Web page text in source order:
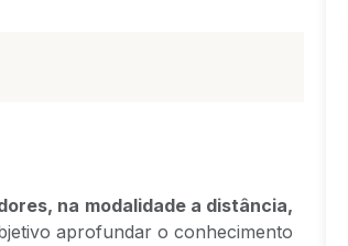
na modalidade a distância,
aprofundar o conhecimento